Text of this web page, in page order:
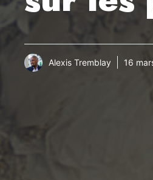
Alexis Tremblay 16